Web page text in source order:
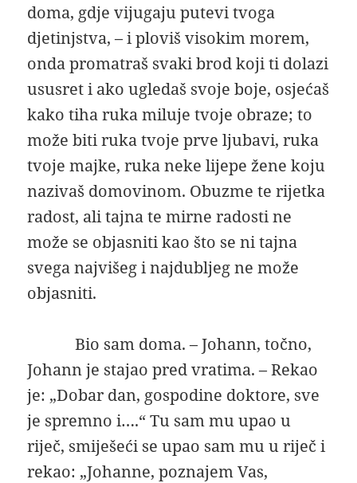
doma, gdje vijugaju putevi tvoga
djetinjstva, – i ploviš visokim morem,
onda promatraš svaki brod koji ti dolazi
ususret i ako ugledaš svoje boje, osjećaš
kako tiha ruka miluje tvoje obraze; to
može biti ruka tvoje prve ljubavi, ruka
tvoje majke, ruka neke lijepe žene koju
nazivaš domovinom. Obuzme te rijetka
radost, ali tajna te mirne radosti ne
može se objasniti kao što se ni tajna
svega najvišeg i najdubljeg ne može
objasniti.
Bio sam doma. – Johann, točno,
Johann je stajao pred vratima. – Rekao
je: „Dobar dan, gospodine doktore, sve
je spremno i….“ Tu sam mu upao u
riječ, smiješeći se upao sam mu u riječ i
rekao: „Johanne, poznajem Vas,